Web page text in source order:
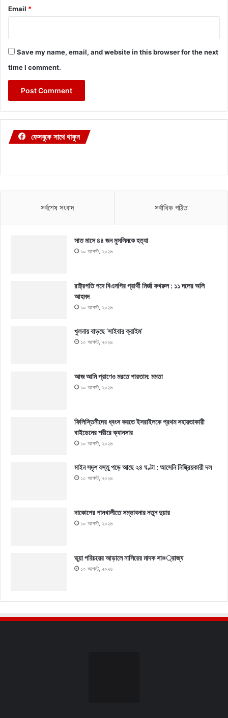
Email *
Save my name, email, and website in this browser for the next
time I comment.
ফেসবুকে সাথে থাকুন
সর্বশেষ সংবাদ সর্বাধিক পঠিত
সাত মাসে ৪৪ জন মুসলিমকে হত্যা
১০ আগস্ট, ২০২৬
রাষ্ট্রপতি পদে বিএনপির প্রার্থী মির্জা ফখরুল : ১১ দলের অলি
আহমদ
১০ আগস্ট, ২০২৬
খুলনায় বাড়ছে ‘সাইবার ক্রাইম’
১০ আগস্ট, ২০২৬
আজ আমি প্রাণেও মরতে পারতাম: মমতা
১০ আগস্ট, ২০২৬
ফিলিস্তিনীদের ধ্বংস করতে ইসরাইলকে প্রথম সহায়তাকারী
বাইডেনের শরীরে ক্যানসার
১০ আগস্ট, ২০২৬
মাইন সদৃশ বস্তু পড়ে আছে ২৪ ঘণ্টা : আসেনি নিষ্ক্রিয়কারী দল
১০ আগস্ট, ২০২৬
দাকোপের পানখালীতে সম্ভাবনার নতুন দুয়ার
১০ আগস্ট, ২০২৬
ভুয়া পরিচয়ের আড়ালে নাসিরের মাদক সা¤্রাজ্য
১০ আগস্ট, ২০২৬